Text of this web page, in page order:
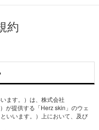
約
ます。）は、株式会社
が提供する「Herz skin」のウェ
いいます。）上において、及び